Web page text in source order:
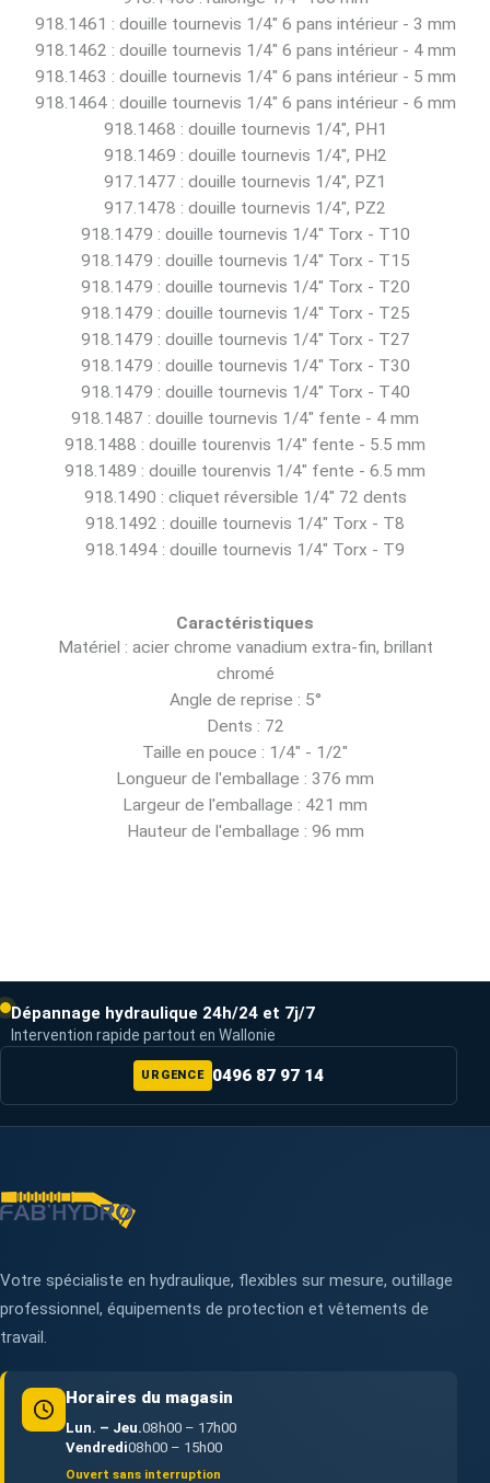
918.1461 : douille tournevis 1/4" 6 pans intérieur - 3 mm
918.1462 : douille tournevis 1/4" 6 pans intérieur - 4 mm
918.1463 : douille tournevis 1/4" 6 pans intérieur - 5 mm
918.1464 : douille tournevis 1/4" 6 pans intérieur - 6 mm
918.1468 : douille tournevis 1/4", PH1
918.1469 : douille tournevis 1/4", PH2
917.1477 : douille tournevis 1/4", PZ1
917.1478 : douille tournevis 1/4", PZ2
918.1479 : douille tournevis 1/4" Torx - T10
918.1479 : douille tournevis 1/4" Torx - T15
918.1479 : douille tournevis 1/4" Torx - T20
918.1479 : douille tournevis 1/4" Torx - T25
918.1479 : douille tournevis 1/4" Torx - T27
918.1479 : douille tournevis 1/4" Torx - T30
918.1479 : douille tournevis 1/4" Torx - T40
918.1487 : douille tournevis 1/4" fente - 4 mm
918.1488 : douille tourenvis 1/4" fente - 5.5 mm
918.1489 : douille tourenvis 1/4" fente - 6.5 mm
918.1490 : cliquet réversible 1/4" 72 dents
918.1492 : douille tournevis 1/4" Torx - T8
918.1494 : douille tournevis 1/4" Torx - T9
Caractéristiques
Matériel : acier chrome vanadium extra-fin, brillant
chromé
Angle de reprise : 5°
Dents : 72
Taille en pouce : 1/4" - 1/2"
Longueur de l'emballage : 376 mm
Largeur de l'emballage : 421 mm
Hauteur de l'emballage : 96 mm
Dépannage hydraulique 24h/24 et 7j/7
Intervention rapide partout en Wallonie
URGENCE 0496 87 97 14
Votre spécialiste en hydraulique, flexibles sur mesure, outillage
professionnel, équipements de protection et vêtements de
travail.
Horaires du magasin
Lun. – Jeu.08h00 – 17h00
Vendredi08h00 – 15h00
Ouvert sans interruption